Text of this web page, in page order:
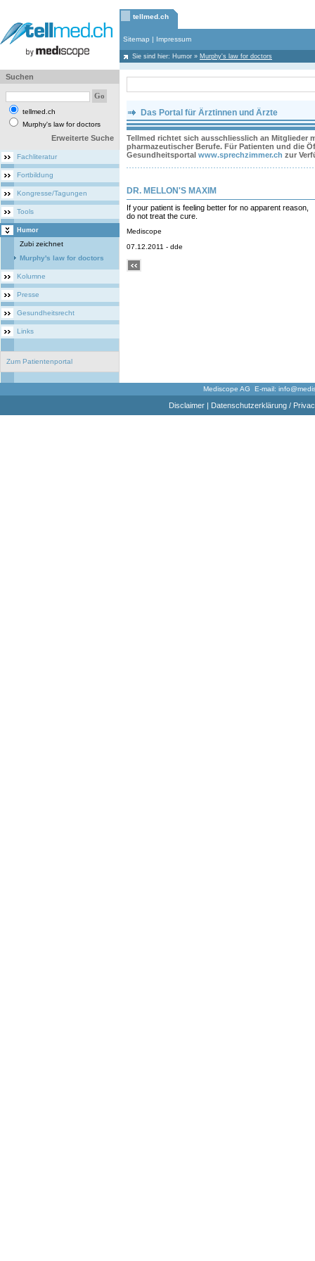
tellmed.ch
Sitemap | Impressum
Sie sind hier: Humor » Murphy's law for doctors
Suchen
tellmed.ch
Murphy's law for doctors
Erweiterte Suche
Fachliteratur
Fortbildung
Kongresse/Tagungen
Tools
Humor
Zubi zeichnet
Murphy's law for doctors
Kolumne
Presse
Gesundheitsrecht
Links
Zum Patientenportal
Das Portal für Ärztinnen und Ärzte
Tellmed richtet sich ausschliesslich an Mitglieder
pharmazeutischer Berufe. Für Patienten und die
Gesundheitsportal www.sprechzimmer.ch zur
DR. MELLON'S MAXIM
If your patient is feeling better for no apparent reason,
do not treat the cure.
Mediscope
07.12.2011 - dde
Mediscope AG E-mail:
Disclaimer| Datenschutzerklärung /